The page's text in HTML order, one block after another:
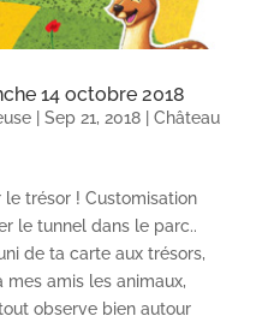
14 octobre 2018
| Sep 21, 2018| Château
trésor ! Customisation
le tunnel dans le parc..
de ta carte aux trésors,
amis les animaux,
observe bien autour